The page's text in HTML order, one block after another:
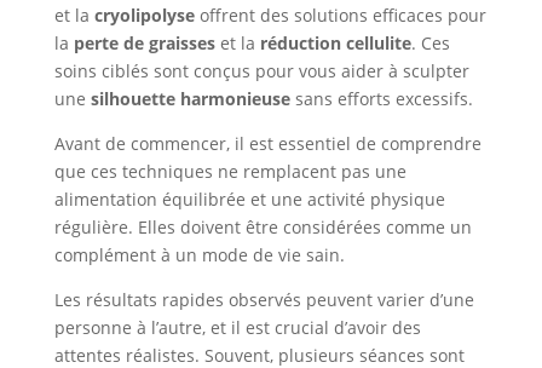
et la cryolipolyseoffrent des solutions efficaces pour
la perte de graisseset la réduction cellulite. Ces
soins ciblés sont conçus pour vous aider à sculpter
une silhouette harmonieusesans efforts excessifs.
Avant de commencer, il est essentiel de comprendre
que ces techniques ne remplacent pas une
alimentation équilibrée et une activité physique
régulière. Elles doivent être considérées comme un
complément à un mode de vie sain.
Les résultats rapides observés peuvent varier d’une
personne à l’autre, et il est crucial d’avoir des
attentes réalistes. Souvent, plusieurs séances sont